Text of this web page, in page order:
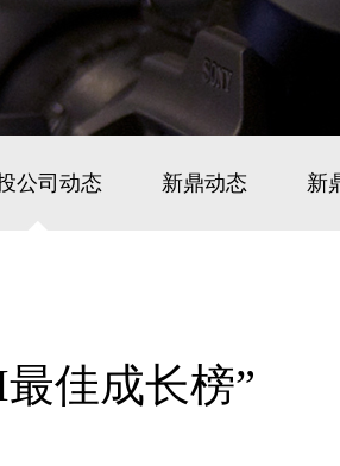
公司动态 新鼎动态 新
佳成长榜”